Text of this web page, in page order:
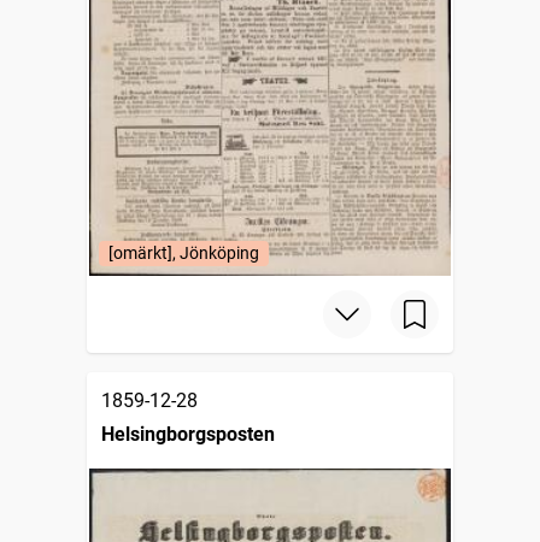
[omärkt], Jönköping
1859-12-28
Helsingborgsposten